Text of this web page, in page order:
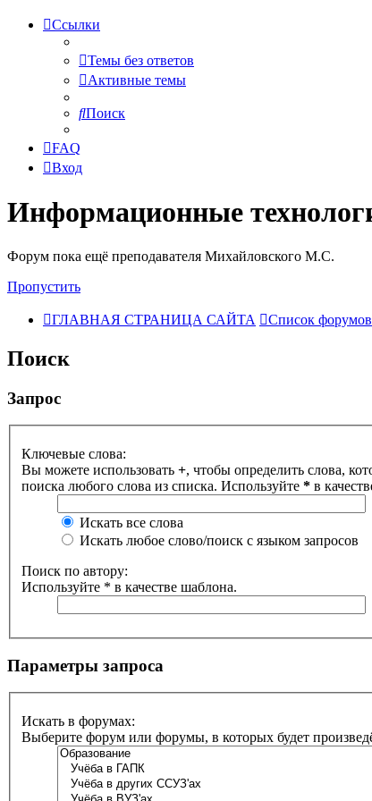
Ссылки
Темы без ответов
Активные темы
Поиск
FAQ
Вход
Информационные
Форум пока ещё преподавателя Михайловского М.С.
Пропустить
ГЛАВНАЯ СТРАНИЦА САЙТА Список форумов
Поиск
Запрос
Ключевые слова:
Вы можете использовать +, чтобы определить слова,
поиска любого слова из списка. Используйте * в
Искать все слова
Искать любое слово/поиск с языком запросов
Поиск по автору:
Используйте * в качестве шаблона.
Параметры запроса
Искать в форумах:
Выберите форум или форумы, в которых будет